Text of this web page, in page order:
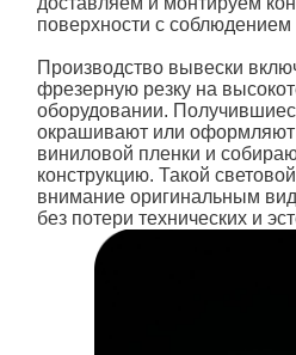
поверхности с соблюдением
Производство вывески
фрезерную резку на
оборудовании.
окрашивают или оформляют
виниловой пленки и
конструкцию. Такой
внимание оригинальным
без потери технических и